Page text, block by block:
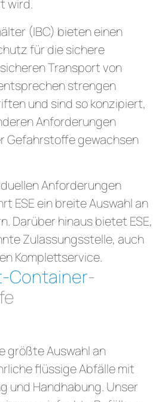
wird.
(IBC) bieten einen
für die sichere
Transport von
strengen
und sind so konzipiert,
Anforderungen
Gefahrstoffe gewachsen
Anforderungen
ESE ein breite Auswahl an
Darüber hinaus bietet ESE,
Zulassungsstelle, auch
Komplettservice.
Container-
größte Auswahl an
flüssige Abfälle mit
und Handhabung. Unser